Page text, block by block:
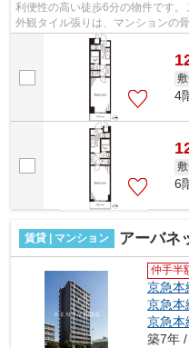
利便性の高い徒歩6分の物件です。
外観タイル張りは、マンションの
できる場所にあり、アクセスが便利
4
6
賃貸 | マンション アーバネ
仲手半
京急本
京急本
京急本
築7年